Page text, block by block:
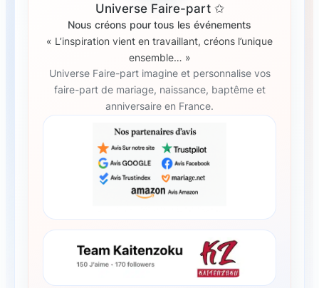
Universe Faire-part ✩
Nous créons pour tous les événements
« L’inspiration vient en travaillant, créons l’unique
ensemble… »
Universe Faire-part imagine et personnalise vos
faire-part de mariage, naissance, baptême et
anniversaire en France.